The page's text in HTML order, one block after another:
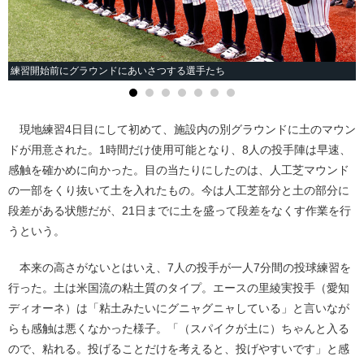
練習開始前にグラウンドにあいさつする選手たち
現地練習4日目にして初めて、施設内の別グラウンドに土のマウン
ドが用意された。1時間だけ使用可能となり、8人の投手陣は早速、
感触を確かめに向かった。目の当たりにしたのは、人工芝マウンド
の一部をくり抜いて土を入れたもの。今は人工芝部分と土の部分に
段差がある状態だが、21日までに土を盛って段差をなくす作業を行
うという。
本来の高さがないとはいえ、7人の投手が一人7分間の投球練習を
行った。土は米国流の粘土質のタイプ。エースの里綾実投手（愛知
ディオーネ）は「粘土みたいにグニャグニャしている」と言いなが
らも感触は悪くなかった様子。「（スパイクが土に）ちゃんと入る
ので、粘れる。投げることだけを考えると、投げやすいです」と感